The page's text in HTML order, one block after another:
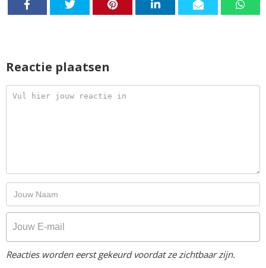
Reactie plaatsen
Reacties worden eerst gekeurd voordat ze zichtbaar zijn.